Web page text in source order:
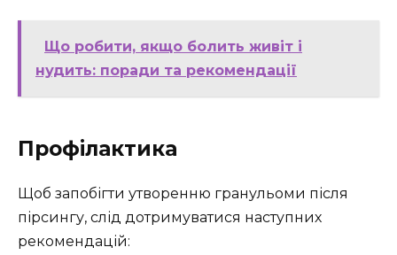
Що робити, якщо болить живіт і
нудить: поради та рекомендації
Профілактика
Щоб запобігти утворенню гранульоми після
пірсингу, слід дотримуватися наступних
рекомендацій: